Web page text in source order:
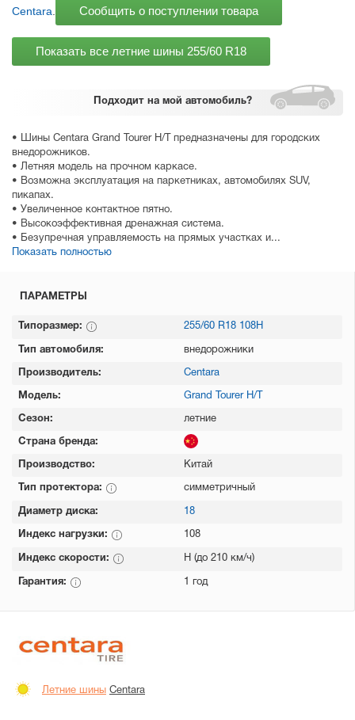
Подходит на мой автомобиль?
• Шины Centara Grand Tourer H/T предназначены для городских
внедорожников.
• Летняя модель на прочном каркасе.
• Возможна эксплуатация на паркетниках, автомобилях SUV,
пикапах.
• Увеличенное контактное пятно.
• Высокоэффективная дренажная система.
• Безупречная управляемость на прямых участках и...
Показать полностью
Centara Сообщить о поступлении товара
Показать все летние шины 255/60 R18
ПАРАМЕТРЫ
Типоразмер: 255/60 R18 108H
Тип автомобиля: внедорожники
Производитель: Centara
Модель: Grand Tourer H/T
Сезон: летние
Страна бренда:
Производство: Китай
Тип протектора: симметричный
Диаметр диска: 18
Индекс нагрузки: 108
Индекс скорости: H (до 210 км/ч)
Гарантия: 1 год
Летние шины Centara